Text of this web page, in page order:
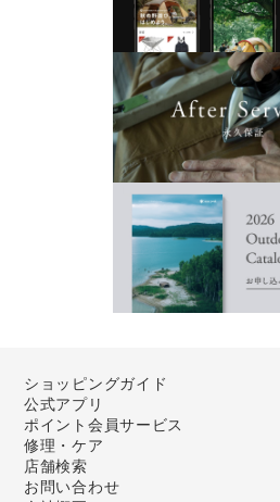
ショッピングガイド
公式アプリ
ポイント会員サービス
修理・ケア
店舗検索
お問い合わせ